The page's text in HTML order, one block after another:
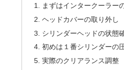
まずはインタークーラー
ヘッドカバーの取り外し
シリンダーヘッドの状態
初めは１番シリンダーの
実際のクリアランス調整